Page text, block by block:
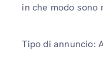
in che modo
Tipo di annuncio: